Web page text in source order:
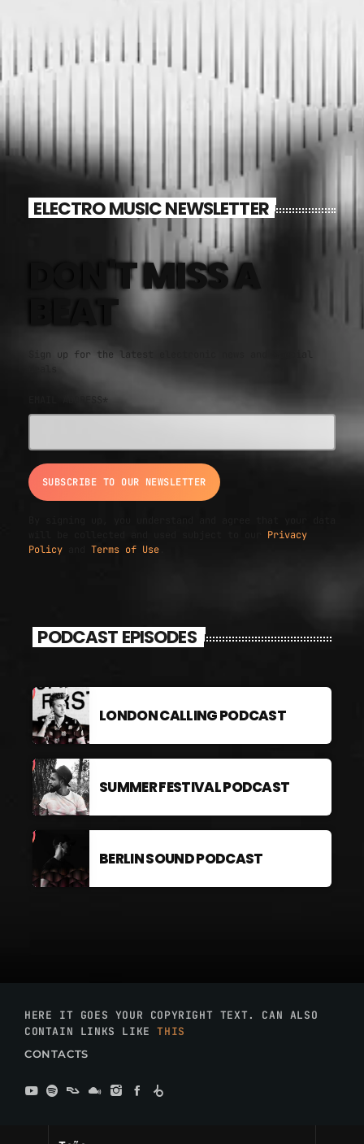
ELECTRO MUSIC NEWSLETTER
DON'T MISS A
BEAT
Sign up for the latest electronic news and special
EMAIL ADDRESS*
Privacy
Policy
Terms of Use
PODCAST EPISODES
LONDON CALLING PODCAST
SUMMER FESTIVAL PODCAST
BERLIN SOUND PODCAST
HERE IT GOES YOUR COPYRIGHT TEXT. CAN ALSO
CONTAIN LINKS LIKETHIS
CONTACTS